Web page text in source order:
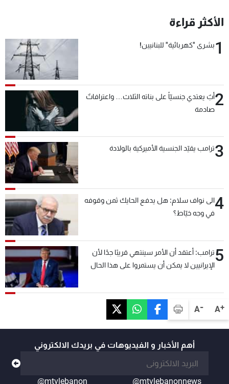
A+
A-
الأكثر قراءة
1بشرى "كهربائية" للبنانيين!
2أبٌ يعتدي جنسيّاً على بناته الثلاث… واعترافاتٌ
صادمة
3ترامب يقيّد الجنسية الأميركية بالولادة
4الى نواف سلام: هل يدفع الحايك ثمن وقوفه
في وجه خيّاط؟
5ترامب: أعتقد أن الأمر سينتهي قريبًا جدًا لأن
الإيرانيين لا يمكن أن يستمروا على هذا الحال
أهم الأخبار و الفيديوهات في بريدك الالكتروني
@mtvlebanonnews
@mtvlebanon